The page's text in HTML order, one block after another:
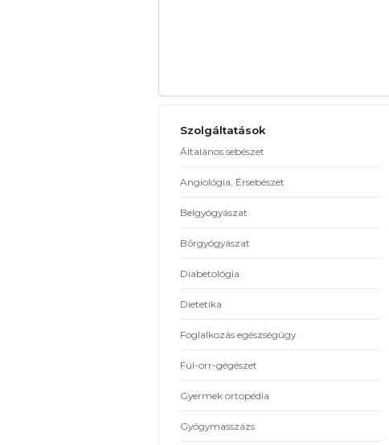
Szolgáltatások
Általános sebészet
Angiológia, Érsebészet